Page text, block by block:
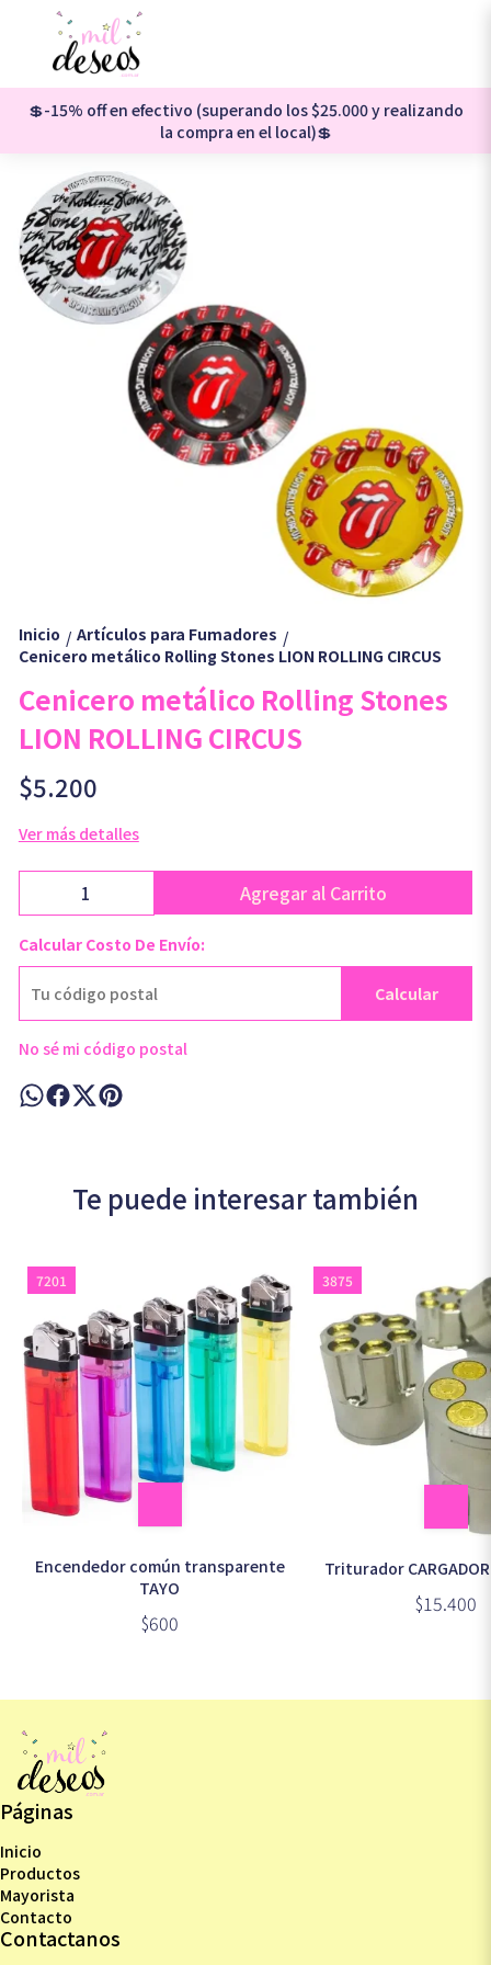
💲-15% off en efectivo (superando los $25.000 y realizando
la compra en el local)💲
Inicio / Artículos para Fumadores /
Cenicero metálico Rolling Stones LION ROLLING CIRCUS
Cenicero metálico Rolling Stones
LION ROLLING CIRCUS
$5.200
Ver más detalles
Agregar al Carrito
Calcular Costo De Envío:
Calcular
No sé mi código postal
Te puede interesar también
7201
Encendedor común transparente
TAYO
$600
3875
Triturador CARGADOR
$15.400
Páginas
Inicio
Productos
Mayorista
Contacto
Contactanos